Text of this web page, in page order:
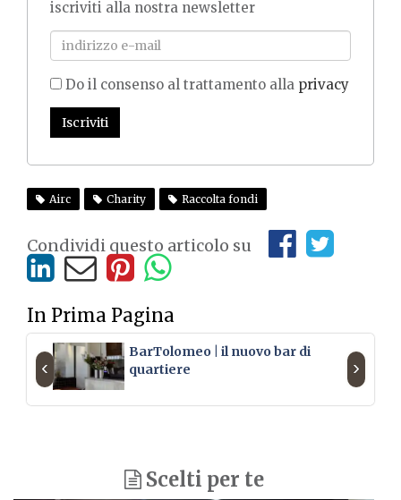
iscriviti alla nostra newsletter
Do il consenso al trattamento alla privacy
Iscriviti
Airc Charity Raccolta fondi
Condividi questo articolo su
In Prima Pagina
BarTolomeo | il nuovo bar di
quartiere
‹ ›
Scelti per te